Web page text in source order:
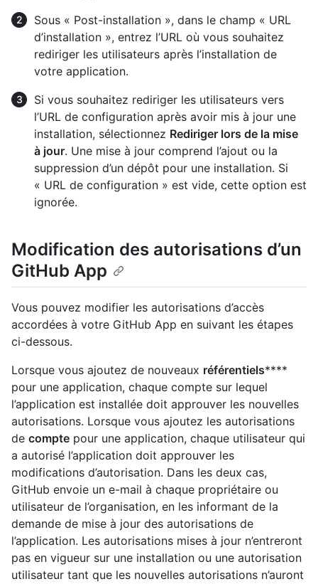
Sous « Post-installation », dans le champ « URL
d’installation », entrez l’URL où vous souhaitez
rediriger les utilisateurs après l’installation de
votre application.
Si vous souhaitez rediriger les utilisateurs vers
l’URL de configuration après avoir mis à jour une
installation, sélectionnez Rediriger lors de la mise
à jour. Une mise à jour comprend l’ajout ou la
suppression d’un dépôt pour une installation. Si
« URL de configuration » est vide, cette option est
ignorée.
Modification des autorisations d’un
GitHub App
Vous pouvez modifier les autorisations d’accès
accordées à votre GitHub App en suivant les étapes
ci-dessous.
Lorsque vous ajoutez de nouveaux référentiels****
pour une application, chaque compte sur lequel
l’application est installée doit approuver les nouvelles
autorisations. Lorsque vous ajoutez les autorisations
de compte pour une application, chaque utilisateur qui
a autorisé l’application doit approuver les
modifications d’autorisation. Dans les deux cas,
GitHub envoie un e-mail à chaque propriétaire ou
utilisateur de l’organisation, en les informant de la
demande de mise à jour des autorisations de
l’application. Les autorisations mises à jour n’entreront
pas en vigueur sur une installation ou une autorisation
utilisateur tant que les nouvelles autorisations n’auront